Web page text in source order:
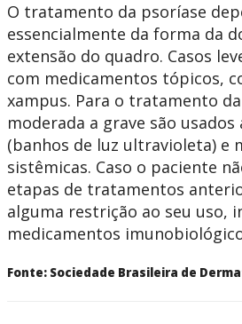
O tratamento da psoríase
essencialmente da forma da
extensão do quadro. Casos
com medicamentos tópicos,
xampus. Para o tratamento
moderada a grave são
(banhos de luz ultravioleta) e
sistêmicas. Caso o paciente
etapas de tratamentos
alguma restrição ao seu uso,
medicamentos
Fonte: Sociedade Brasileira de